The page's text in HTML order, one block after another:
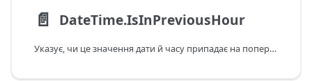
📄️ DateTime.IsInPreviousHour
Указує, чи це значення дати й часу припадає на попередню годину відповідно до поточних дати та часу в системі. Зверніть увагу: якщо передане значення припадає на поточну годину, ця функція повертає відповідь False.